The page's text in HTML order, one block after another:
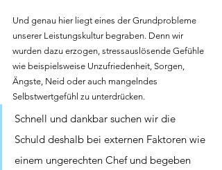
Und genau hier liegt eines der Grundprobleme
unserer Leistungskultur begraben. Denn wir
wurden dazu erzogen, stressauslösende Gefühle
wie beispielsweise Unzufriedenheit, Sorgen,
Ängste, Neid oder auch mangelndes
Selbstwertgefühl zu unterdrücken.
Schnell und dankbar suchen wir die
Schuld deshalb bei externen Faktoren wie
einem ungerechten Chef und begeben